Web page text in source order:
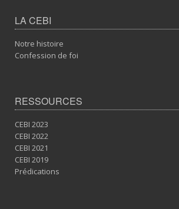
LA CEBI
Notre histoire
Confession de foi
RESSOURCES
CEBI 2023
CEBI 2022
CEBI 2021
CEBI 2019
Prédications